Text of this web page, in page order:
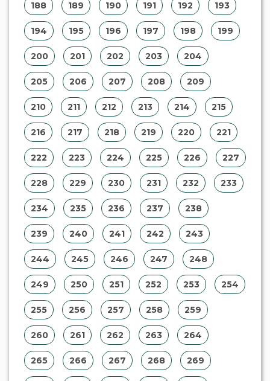
188 189 190 191 192 193
194 195 196 197 198 199
200 201 202 203 204
205 206 207 208 209
210 211 212 213 214 215
216 217 218 219 220 221
222 223 224 225 226 227
228 229 230 231 232 233
234 235 236 237 238
239 240 241 242 243
244 245 246 247 248
249 250 251 252 253 254
255 256 257 258 259
260 261 262 263 264
265 266 267 268 269